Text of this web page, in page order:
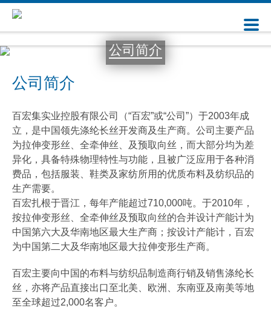
公司简介
公司简介
百宏集实业控股有限公司（“百宏”或“公司”）于2003年成
立，是中国领先涤纶长丝开发商及生产商。公司主要产品
为拉伸变形丝、全牵伸丝、及预取向丝，而大部分均为差
异化，具备特殊物理特性与功能，且被广泛应用于各种消
费品，包括服装、鞋类及家纺所用的优质布料及纺织品的
生产需要。
百宏扎根于晋江，每年产能超过710,000吨。于2010年，
按拉伸变形丝、全牵伸丝及预取向丝的合并设计产能计为
中国第六大及华南地区最大生产商；按设计产能计，百宏
为中国第二大及华南地区最大拉伸变形生产商。
百宏主要向中国的布料与纺织品制造商行销及销售涤纶长
丝，亦将产品直接出口至北美、欧洲、东南亚及南美等地
至全球超过2,000名客户。